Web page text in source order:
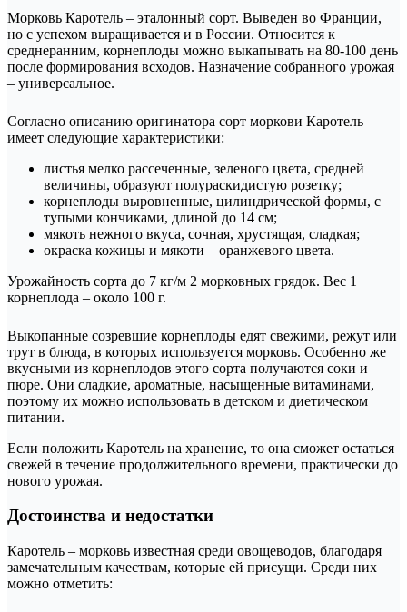
Морковь Каротель – эталонный сорт. Выведен во Франции,
но с успехом выращивается и в России. Относится к
среднеранним, корнеплоды можно выкапывать на 80-100 день
после формирования всходов. Назначение собранного урожая
– универсальное.
Согласно описанию оригинатора сорт моркови Каротель
имеет следующие характеристики:
листья мелко рассеченные, зеленого цвета, средней
величины, образуют полураскидистую розетку;
корнеплоды выровненные, цилиндрической формы, с
тупыми кончиками, длиной до 14 см;
мякоть нежного вкуса, сочная, хрустящая, сладкая;
окраска кожицы и мякоти – оранжевого цвета.
Урожайность сорта до 7 кг/м 2 морковных грядок. Вес 1
корнеплода – около 100 г.
Выкопанные созревшие корнеплоды едят свежими, режут или
трут в блюда, в которых используется морковь. Особенно же
вкусными из корнеплодов этого сорта получаются соки и
пюре. Они сладкие, ароматные, насыщенные витаминами,
поэтому их можно использовать в детском и диетическом
питании.
Если положить Каротель на хранение, то она сможет остаться
свежей в течение продолжительного времени, практически до
нового урожая.
Достоинства и недостатки
Каротель – морковь известная среди овощеводов, благодаря
замечательным качествам, которые ей присущи. Среди них
можно отметить: